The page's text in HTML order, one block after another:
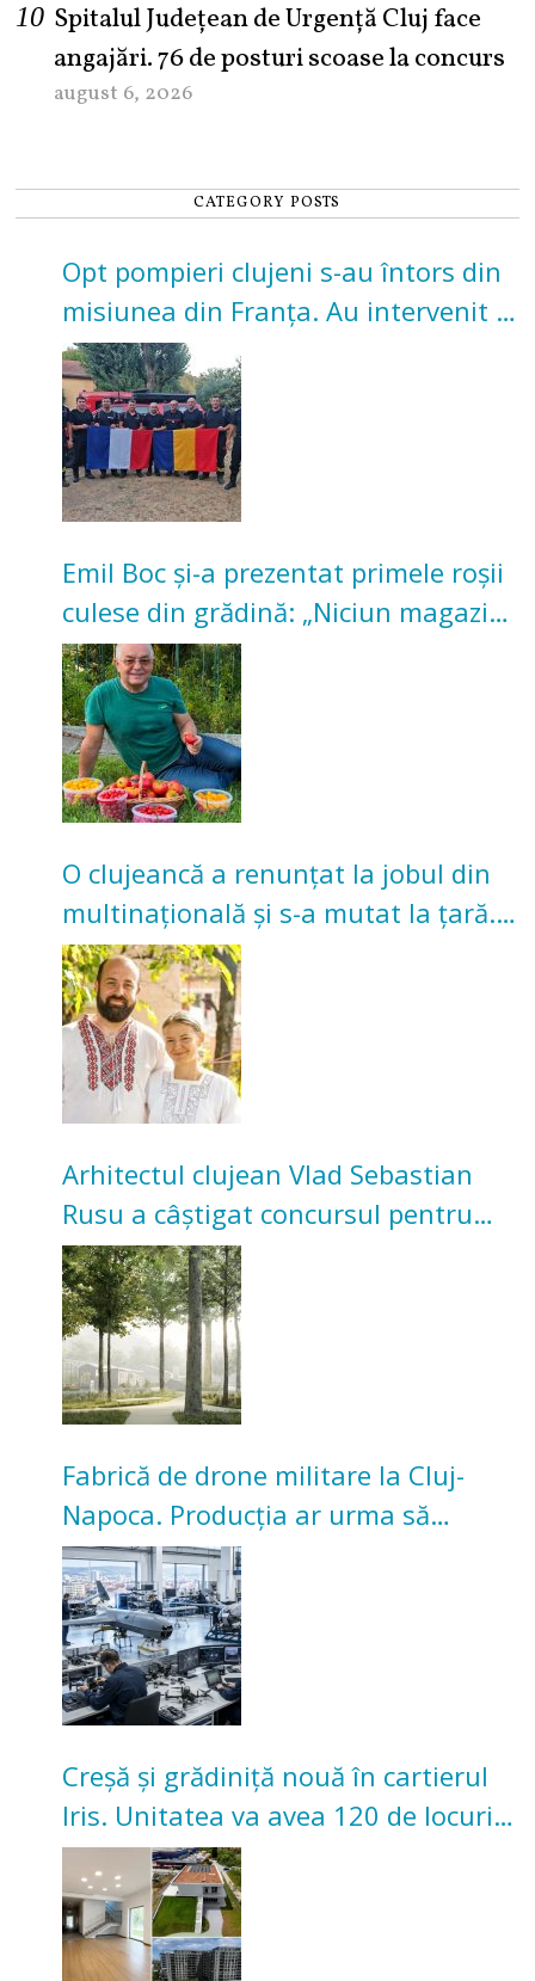
Spitalul Județean de Urgență Cluj face
angajări. 76 de posturi scoase la concurs
august 6, 2026
CATEGORY POSTS
Opt pompieri clujeni s-au întors din
misiunea din Franța. Au intervenit la
incendii de vegetație și pădure
Emil Boc și-a prezentat primele roșii
culese din grădină: „Niciun magazin
nu poate oferi această satisfacție”
O clujeancă a renunțat la jobul din
multinațională și s-a mutat la țară.
Acum cultivă legume în grădina
bunicilor
Arhitectul clujean Vlad Sebastian
Rusu a câștigat concursul pentru
transformarea Grădinii Casei
Universitarilor
Fabrică de drone militare la Cluj-
Napoca. Producția ar urma să
înceapă în toamna acestui an
Creșă și grădiniță nouă în cartierul
Iris. Unitatea va avea 120 de locuri
pentru copii